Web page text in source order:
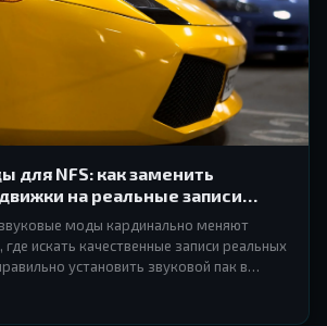
для NFS: как заменить
на реальные записи
моды кардинально меняют
искать качественные записи реальных
установить звуковой пак в